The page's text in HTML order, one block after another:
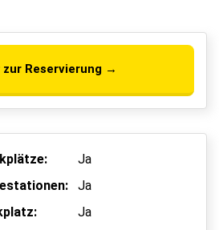
zur Reservierung →
Ja
Ja
Ja